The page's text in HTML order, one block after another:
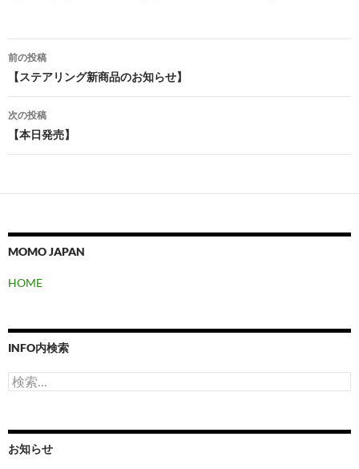
投
稿
ナ
ビ
ゲ
ー
ョ
ン
前の投稿
【ステアリング新商品のお知らせ】
次の投稿
【本日発売】
MOMO JAPAN
HOME
INFO内検索
検
索:
お知らせ